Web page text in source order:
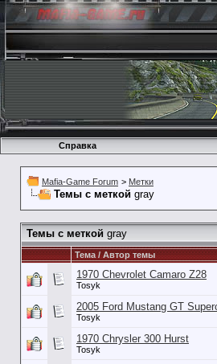
Справка
Mafia-Game Forum > Метки
Темы с меткой gray
Темы с меткой gray
Тема / Автор темы
1970 Chevrolet Camaro Z28
Tosyk
2005 Ford Mustang GT
Tosyk
1970 Chrysler 300 Hurst
Tosyk